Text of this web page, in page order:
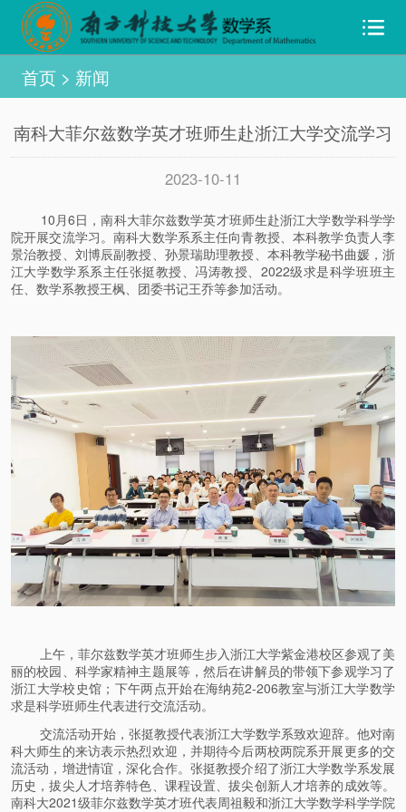
首页> 新闻
南科大菲尔兹数学英才班师生赴浙江大学交流学习
2023-10-11
10月6日，南科大菲尔兹数学英才班师生赴浙江大学数学科学学
院开展交流学习。南科大数学系系主任向青教授、本科教学负责人李
景治教授、刘博辰副教授、孙景瑞助理教授、本科教学秘书曲媛，浙
江大学数学系系主任张挺教授、冯涛教授、2022级求是科学班班主
任、数学系教授王枫、团委书记王乔等参加活动。
上午，菲尔兹数学英才班师生步入浙江大学紫金港校区参观了美
丽的校园、科学家精神主题展等，然后在讲解员的带领下参观学习了
浙江大学校史馆；下午两点开始在海纳苑2-206教室与浙江大学数学
求是科学班师生代表进行交流活动。
交流活动开始，张挺教授代表浙江大学数学系致欢迎辞。他对南
科大师生的来访表示热烈欢迎，并期待今后两校两院系开展更多的交
流活动，增进情谊，深化合作。张挺教授介绍了浙江大学数学系发展
历史，拔尖人才培养特色、课程设置、拔尖创新人才培养的成效等。
南科大2021级菲尔兹数学英才班代表周祖毅和浙江大学数学科学学院